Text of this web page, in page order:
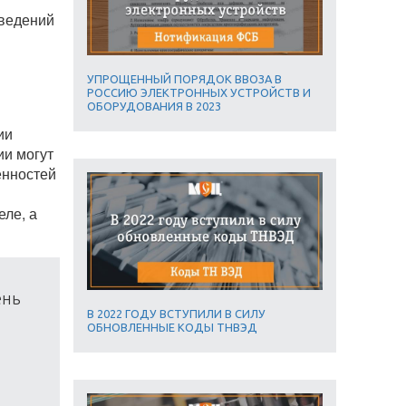
могут
а
УПРОЩЕННЫЙ ПОРЯДОК ВВОЗА В
РОССИЮ ЭЛЕКТРОННЫХ УСТРОЙСТВ И
ОБОРУДОВАНИЯ В 2023
В 2022 ГОДУ ВСТУПИЛИ В СИЛУ
ОБНОВЛЕННЫЕ КОДЫ ТНВЭД